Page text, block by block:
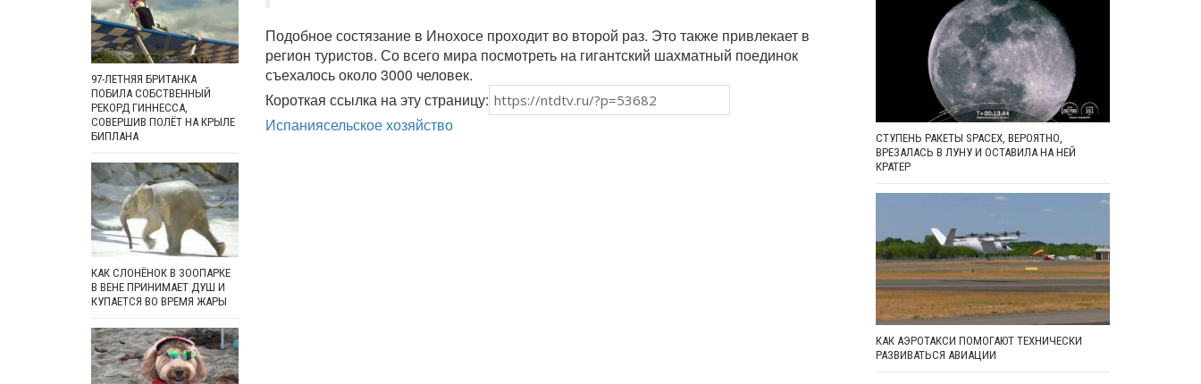
Подобное состязание в Инохосе проходит во второй раз. Это также привлекает в
регион туристов. Со всего мира посмотреть на гигантский шахматный поединок
съехалось около 3000 человек.
Короткая ссылка на эту страницу:
Испаниясельское хозяйство
97-ЛЕТНЯЯ БРИТАНКА
ПОБИЛА СОБСТВЕННЫЙ
РЕКОРД ГИННЕССА,
СОВЕРШИВ ПОЛЁТ НА КРЫЛЕ
БИПЛАНА
КАК СЛОНЁНОК В ЗООПАРКЕ
В ВЕНЕ ПРИНИМАЕТ ДУШ И
КУПАЕТСЯ ВО ВРЕМЯ ЖАРЫ
СТУПЕНЬ РАКЕТЫ SPACEX, ВЕРОЯТНО,
ВРЕЗАЛАСЬ В ЛУНУ И ОСТАВИЛА НА НЕЙ
КРАТЕР
КАК АЭРОТАКСИ ПОМОГАЮТ ТЕХНИЧЕСКИ
РАЗВИВАТЬСЯ АВИАЦИИ